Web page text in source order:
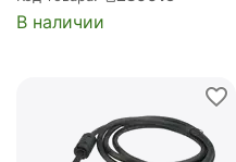
фильтрами, длина 1,8 м.
(V7001)
В наличии